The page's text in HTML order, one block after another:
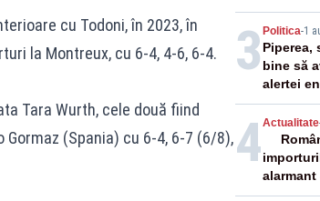
cu Todoni, în 2023, în
la Montreux, cu 6-4, 4-6, 6-4.
Tara Wurth, cele două fiind
(Spania) cu 6-4, 6-7 (6/8),
3 Politica-1
Piperea,
bine să
alertei
4Actualitate
alarmant